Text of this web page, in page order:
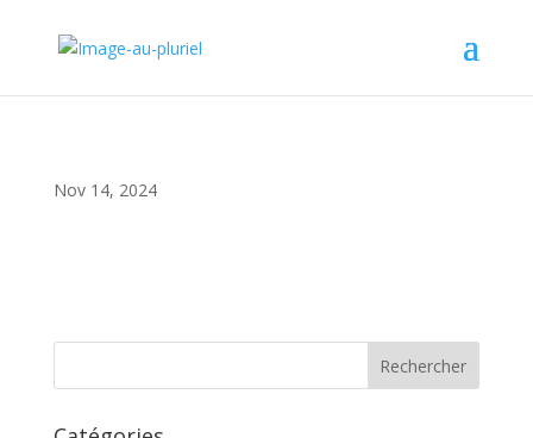
Nov 14, 2024